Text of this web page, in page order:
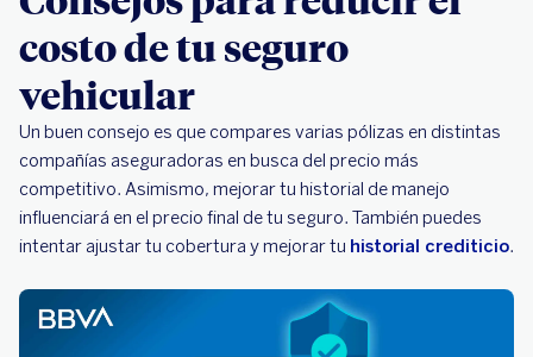
costo de tu seguro
vehicular
Un buen consejo es que compares varias pólizas en distintas
compañías aseguradoras en busca del precio más
competitivo. Asimismo, mejorar tu historial de manejo
influenciará en el precio final de tu seguro. También puedes
intentar ajustar tu cobertura y mejorar tu historial crediticio.